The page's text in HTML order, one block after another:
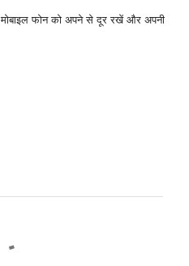
फोन को अपने से दूर रखें और अपनी